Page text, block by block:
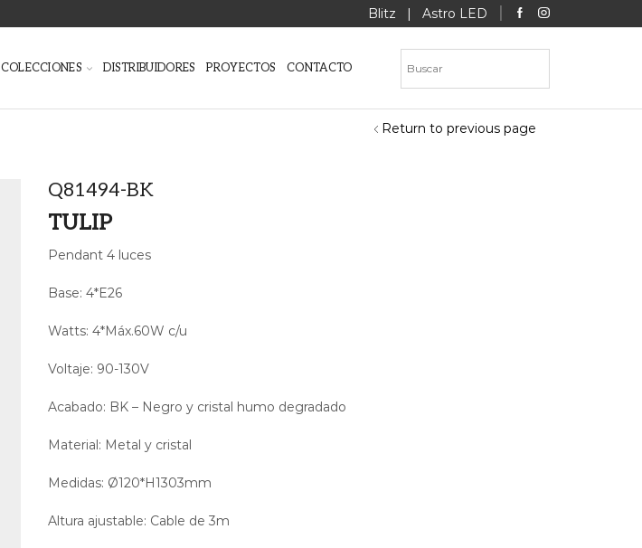
Blitz | Astro LED
COLECCIONES DISTRIBUIDORES PROYECTOS CONTACTO
Return to previous page
Q81494-BK
TULIP
Pendant 4 luces
Base: 4*E26
Watts: 4*Máx.60W c/u
Voltaje: 90-130V
Acabado: BK – Negro y cristal humo degradado
Material: Metal y cristal
Medidas: Ø120*H1303mm
Altura ajustable: Cable de 3m